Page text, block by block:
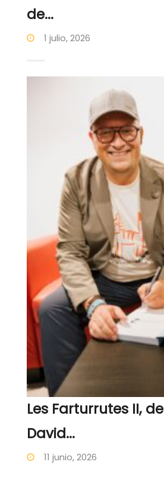
de...
1 julio, 2026
Les Farturrutes II, de
David...
11 junio, 2026